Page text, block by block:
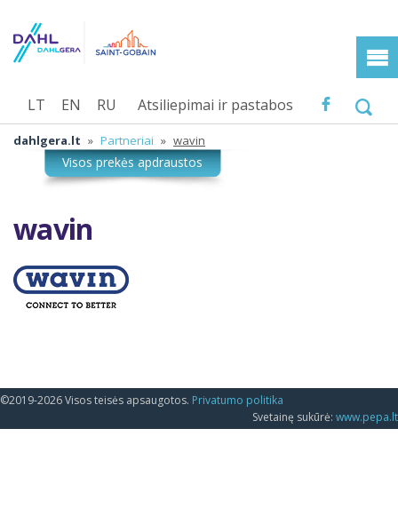
Atsiliepimai ir pastabos
LT EN RU
dahlgera.lt » Partneriai » wavin
wavin
©2019-2026 Visos teisės apsaugotos. Privatumo politika
Svetainę sukūrė: www.pepa.lt